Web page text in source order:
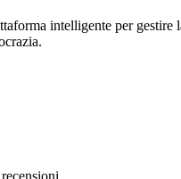
intelligente per